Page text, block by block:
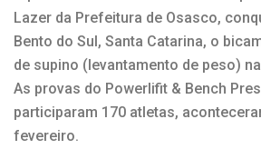
Lazer da Prefeitura de Osasco,
Bento do Sul, Santa Catarina, o
de supino (levantamento de peso)
As provas do Powerlifit & Bench
participaram 170 atletas,
fevereiro.